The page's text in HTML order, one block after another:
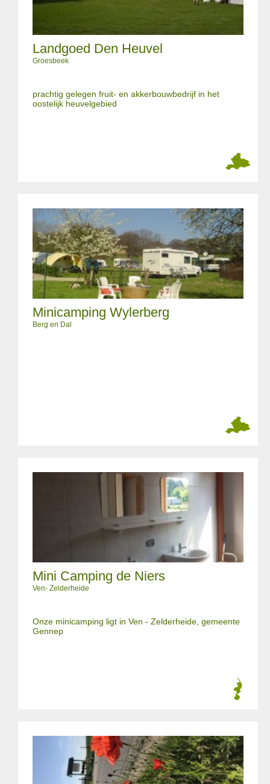
Landgoed Den Heuvel
Groesbeek
prachtig gelegen fruit- en akkerbouwbedrijf in het
oostelijk heuvelgebied
Minicamping Wylerberg
Berg en Dal
Mini Camping de Niers
Ven- Zelderheide
Onze minicamping ligt in Ven - Zelderheide, gemeente
Gennep